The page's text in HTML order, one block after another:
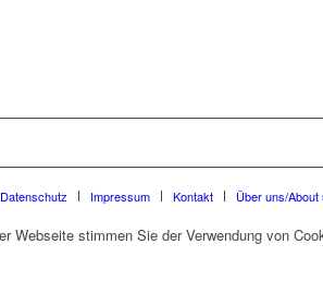
Datenschutz Impressum Kontakt Über uns/About
stimmen Sie der Verwendung von